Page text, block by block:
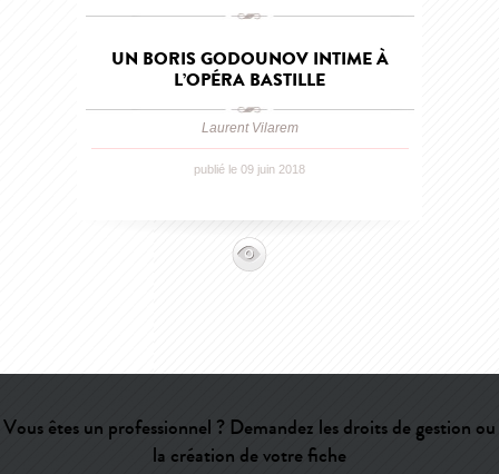
UN BORIS GODOUNOV INTIME À
L’OPÉRA BASTILLE
Laurent Vilarem
publié le 09 juin 2018
Vous êtes un professionnel ? Demandez les droits de gestion ou
la création de votre fiche